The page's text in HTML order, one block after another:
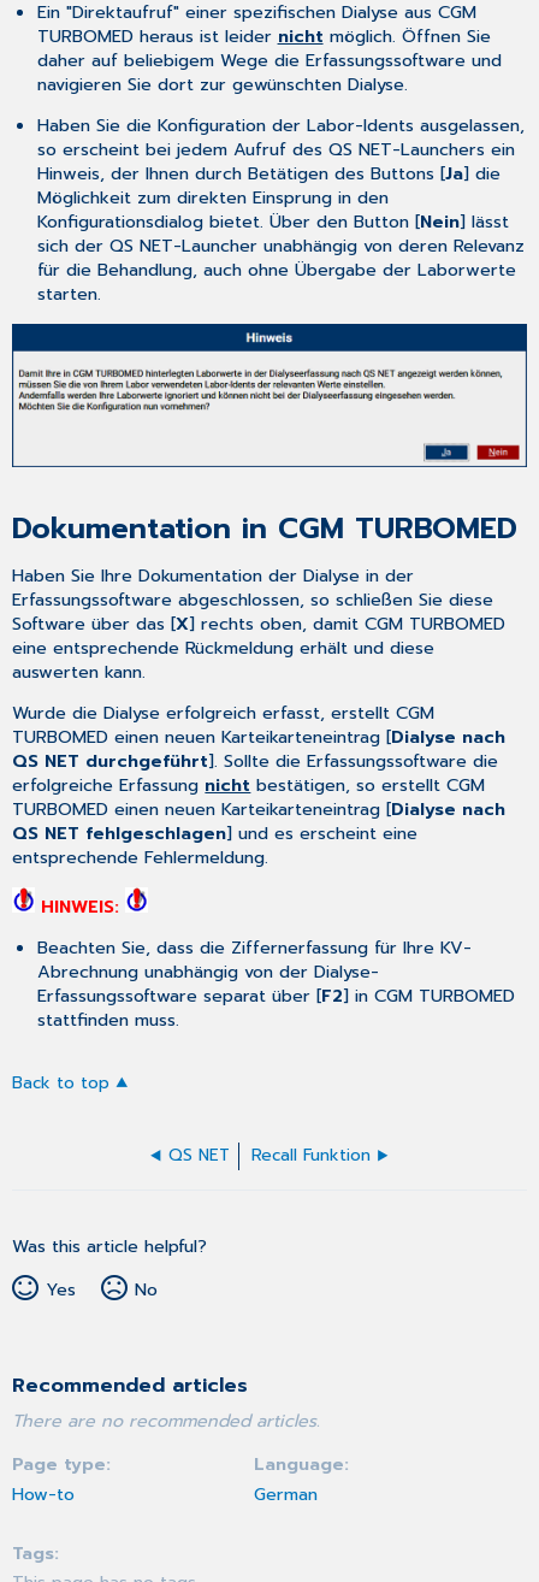
Ein "Direktaufruf" einer spezifischen Dialyse aus CGM
TURBOMEDheraus ist leider nicht möglich. Öffnen Sie
daher auf beliebigem Wege die Erfassungssoftware und
navigieren Sie dort zur gewünschten Dialyse.
Haben Sie die Konfiguration der Labor-Idents ausgelassen,
so erscheint bei jedem Aufruf des QS NET-Launchers ein
Hinweis, der Ihnen durch Betätigen des Buttons [Ja] die
Möglichkeit zum direkten Einsprung in den
Konfigurationsdialog bietet. Über den Button [Nein] lässt
sich der QS NET-Launcher unabhängig von deren Relevanz
für die Behandlung, auch ohne Übergabe der Laborwerte
starten.
Dokumentation in CGM TURBOMED
Haben Sie Ihre Dokumentation der Dialyse in der
Erfassungssoftware abgeschlossen, so schließen Sie diese
Software über das [X] rechts oben, damitCGM TURBOMED
eine entsprechende Rückmeldung erhält und diese
auswerten kann.
Wurde die Dialyse erfolgreich erfasst, erstelltCGM
TURBOMED einen neuen Karteikarteneintrag [Dialyse nach
QS NET durchgeführt]. Sollte die Erfassungssoftware die
erfolgreiche Erfassung nicht bestätigen, so erstelltCGM
TURBOMED einen neuen Karteikarteneintrag [Dialyse nach
QS NET fehlgeschlagen] und es erscheint eine
entsprechende Fehlermeldung.
HINWEIS:
Beachten Sie, dass die Ziffernerfassung für Ihre KV-
Abrechnung unabhängig von der Dialyse-
Erfassungssoftware separat über [F2] in CGM TURBOMED
stattfinden muss.
Back to top
QS NET Recall Funktion
Was this article helpful?
Yes
No
Recommended articles
There are no recommended articles.
Page type
How-to
Language
German
Tags